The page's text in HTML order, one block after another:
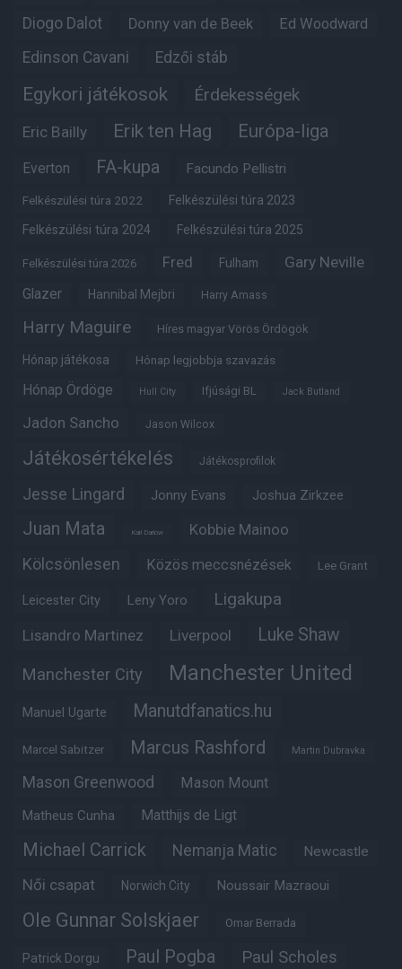
Diogo Dalot Donny van de Beek Ed Woodward
Edinson Cavani Edzői stáb
Egykori játékosok Érdekességek
Eric Bailly Erik ten Hag Európa-liga
Everton FA-kupa Facundo Pellistri
Felkészülési túra 2022 Felkészülési túra 2023
Felkészülési túra 2024 Felkészülési túra 2025
Felkészülési túra 2026 Fred Fulham Gary Neville
Glazer Hannibal Mejbri Harry Amass
Harry Maguire Híres magyar Vörös Ördögök
Hónap játékosa Hónap legjobbja szavazás
Hónap Ördöge Hull City Ifjúsági BL Jack Butland
Jadon Sancho Jason Wilcox
Játékosértékelés Játékosprofilok
Jesse Lingard Jonny Evans Joshua Zirkzee
Juan Mata Karl Darlow Kobbie Mainoo
Kölcsönlesen Közös meccsnézések Lee Grant
Leicester City Leny Yoro Ligakupa
Lisandro Martinez Liverpool Luke Shaw
Manchester City Manchester United
Manuel Ugarte Manutdfanatics.hu
Marcel Sabitzer Marcus Rashford Martin Dubravka
Mason Greenwood Mason Mount
Matheus Cunha Matthijs de Ligt
Michael Carrick Nemanja Matic Newcastle
Női csapat Norwich City Noussair Mazraoui
Ole Gunnar Solskjaer Omar Berrada
Patrick Dorgu Paul Pogba Paul Scholes